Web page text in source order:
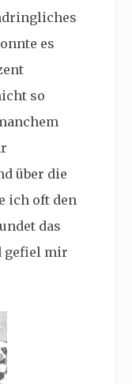
es
so
über die
ich oft den
das
gefiel mir